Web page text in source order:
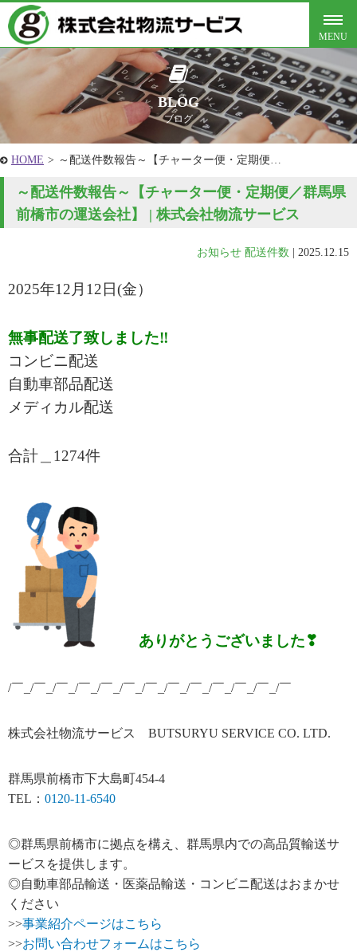
BLOG
ブログ
HOME > ～配送件数報告～【チャーター便・定期便…
～配送件数報告～【チャーター便・定期便／群馬県
前橋市の運送会社】 | 株式会社物流サービス
お知らせ 配送件数 2025.12.15
2025年12 月12 日(金）
無事配送了致しました‼
コンビニ配送
自動車部品配送
メディカル配送
合計＿1274件
ありがとうございました❣
/￣_/￣_/￣_/￣_/￣_/￣_/￣_/￣_/￣_/￣_/￣_/￣_/￣
株式会社物流サービス BUTSURYU SERVICE CO. LTD.
群馬県前橋市下大島町454-4
TEL： 0120-11-6540
◎群馬県前橋市に拠点を構え、群馬県内での高品質輸送サ
ービスを提供します。
◎自動車部品輸送・医薬品輸送・コンビニ配送はおまかせ
ください
>>事業紹介ページはこちら
>>お問い合わせフォームはこちら